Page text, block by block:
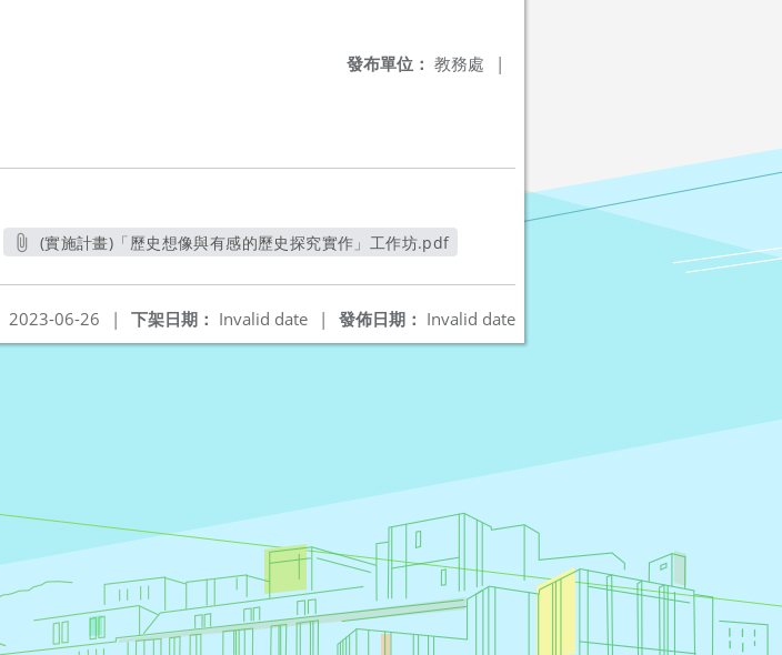
發布單位： 教務處 |
(實施計畫)「歷史想像與有感的歷史探究實作」工作坊.pdf
發佈日期： Invalid date
下架日期： Invalid date |
2023-06-26 |